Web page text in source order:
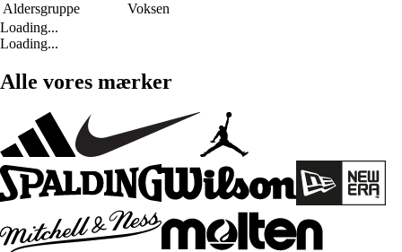
Aldersgruppe
Voksen
Loading...
Loading...
Alle vores mærker